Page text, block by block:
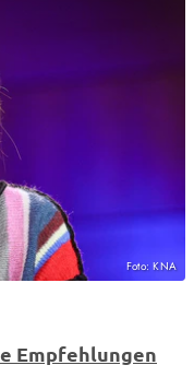
Foto: KNA
Empfehlungen